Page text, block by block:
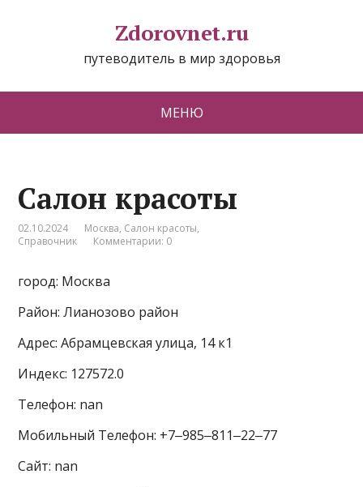
Zdorovnet.ru
путеводитель в мир здоровья
МЕНЮ
Салон красоты
02.10.2024 Москва, Салон красоты,
Справочник
Комментарии: 0
город: Москва
Район: Лианозово район
Адрес: Абрамцевская улица, 14 к1
Индекс: 127572.0
Телефон: nan
Мобильный Телефон: +7‒985‒811‒22‒77
Сайт: nan